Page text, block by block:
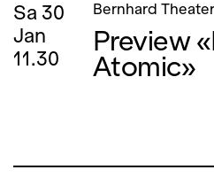
Sa 30
Jan
11.30
Bernhard Theater
Preview
Atomic»